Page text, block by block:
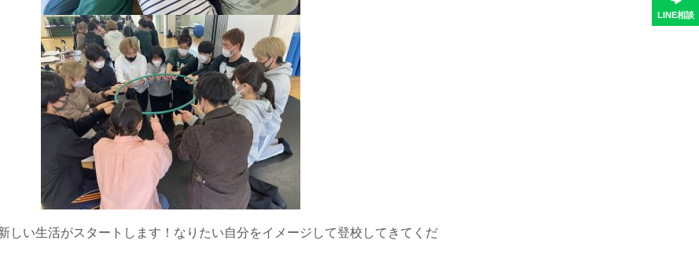
しい生活がスタートします！なりたい自分をイメージして登校してきてくだ
LINE相談